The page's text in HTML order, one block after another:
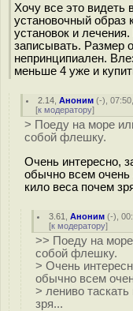
Хочу все это видеть
установочный образ
установок и
записывать. Размер
непринципиален.
меньше 4 уже и
2.14 ,Аноним (-),
[к модератору]
> Поеду на море
собой флешку.
Очень интересно,
обычно всем очень
кило веса почем
3.61 ,Аноним (-),
[к модератору]
>> Поеду на
собой флешку.
> Очень
обычно всем
> лениво
зря...